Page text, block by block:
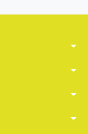
arrow_drop_down
arrow_drop_down
arrow_drop_down
arrow_drop_down